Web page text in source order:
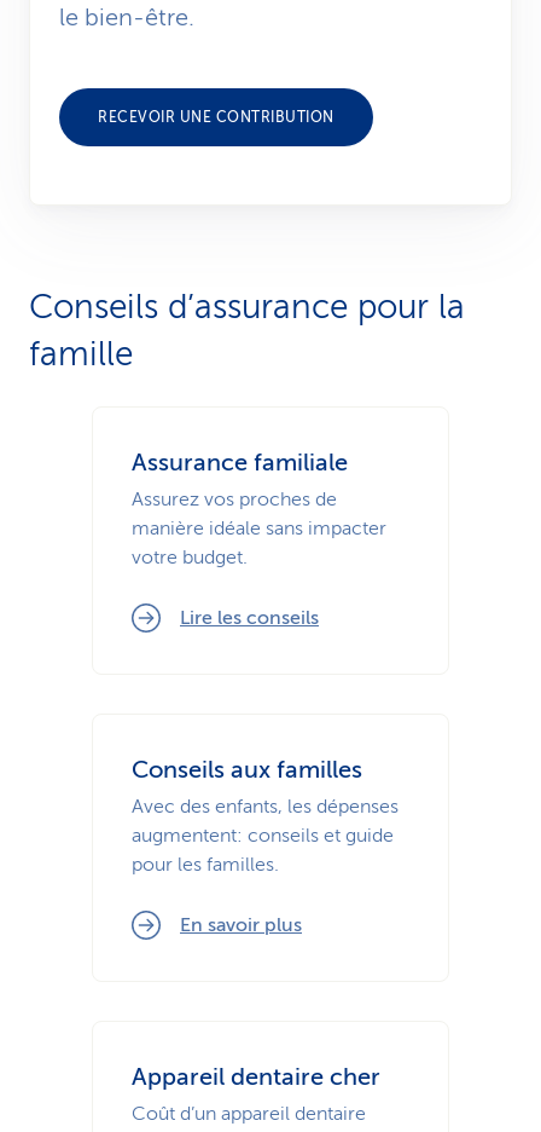
le bien-être.
RECEVOIR UNE CONTRIBUTION
Conseils d’assurance pour la
famille
Assurance familiale
Assurez vos proches de
manière idéale sans impacter
votre budget.
Lire les conseils
Conseils aux familles
Avec des enfants, les dépenses
augmentent: conseils et guide
pour les familles.
En savoir plus
Appareil dentaire cher
Coût d’un appareil dentaire